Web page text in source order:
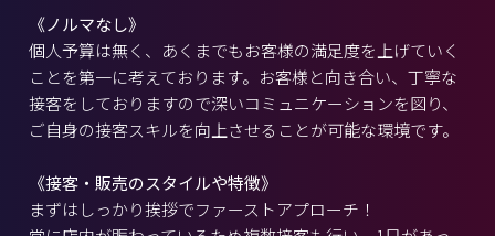
《ノルマなし》
個人予算は無く、あくまでもお客様の満足度を上げていく
ことを第一に考えております。お客様と向き合い、丁寧な
接客をしておりますので深いコミュニケーションを図り、
ご自身の接客スキルを向上させることが可能な環境です。
《接客・販売のスタイルや特徴》
まずはしっかり挨拶でファーストアプローチ！